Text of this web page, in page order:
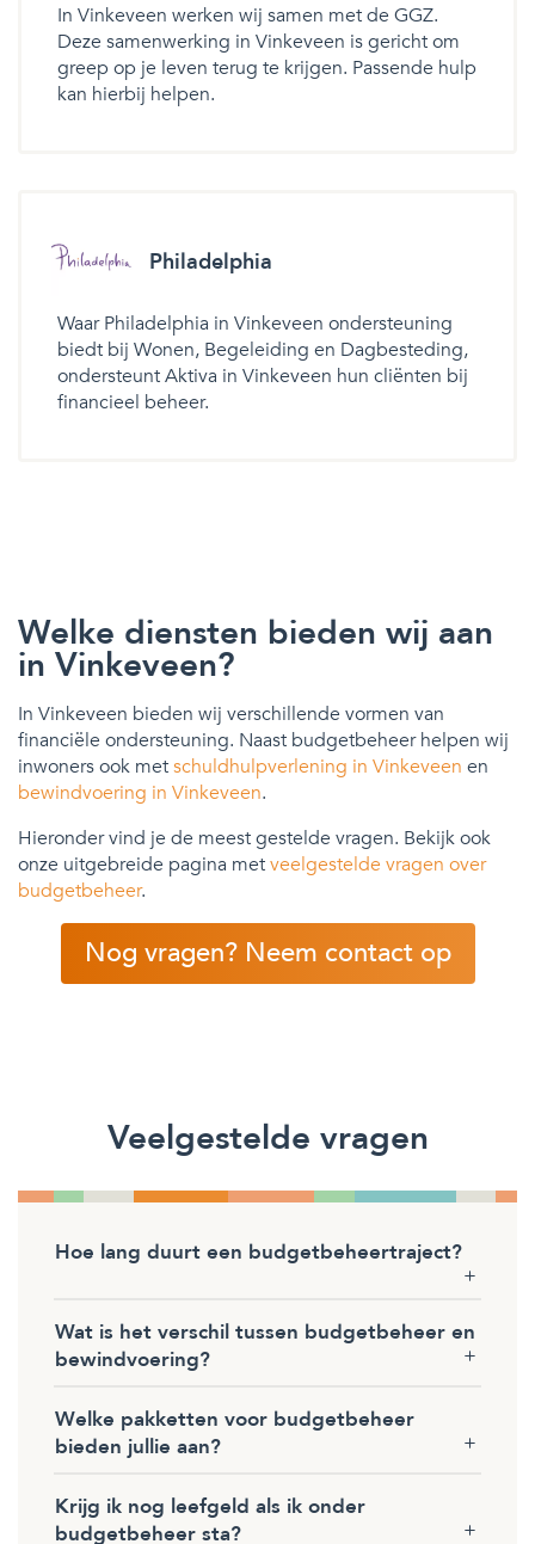
In Vinkeveen werken wij samen met de GGZ.
Deze samenwerking in Vinkeveen is gericht om
greep op je leven terug te krijgen. Passende hulp
kan hierbij helpen.
Philadelphia
Waar Philadelphia in Vinkeveen ondersteuning
biedt bij Wonen, Begeleiding en Dagbesteding,
ondersteunt Aktiva in Vinkeveen hun cliënten bij
financieel beheer.
Welke diensten bieden wij aan
in Vinkeveen?
In Vinkeveen bieden wij verschillende vormen van
financiële ondersteuning. Naast budgetbeheer helpen wij
inwoners ook metschuldhulpverlening in Vinkeveen en
bewindvoering in Vinkeveen.
Hieronder vind je de meest gestelde vragen. Bekijk ook
onze uitgebreide pagina metveelgestelde vragen over
budgetbeheer.
Nog vragen? Neem contact op
Veelgestelde vragen
Hoe lang duurt een budgetbeheertraject?
Wat is het verschil tussen budgetbeheer en
bewindvoering?
Welke pakketten voor budgetbeheer
bieden jullie aan?
Krijg ik nog leefgeld als ik onder
budgetbeheer sta?